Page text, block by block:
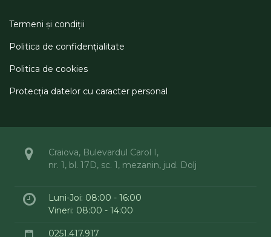
Termeni şi condiţii
Politica de confidenţialitate
Politica de cookies
Protecţia datelor cu caracter personal
Craiova, Bulevardul Carol I,
nr. 1, bl. 17D, sc. 1, mezanin, jud. Dolj
Luni-Joi: 08:00 - 16:00
Vineri: 08:00 - 14:00
0251.417.917